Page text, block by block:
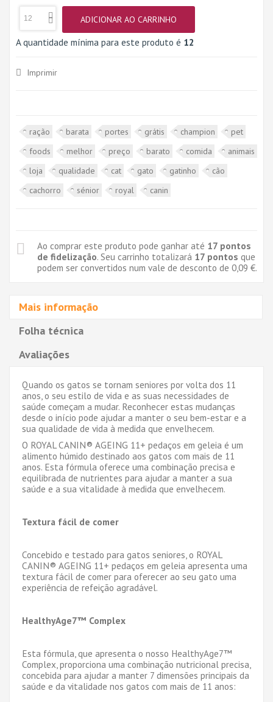
ADICIONAR AO CARRINHO
A quantidade mínima para este produto é 12
Imprimir
ração barata portes grátis champion
pet
foods
melhor preço barato comida
animais
loja
qualidade cat gato gatinho
cão
cachorro
sénior royal canin
Ao comprar este produto pode ganhar até 17 pontos
de fidelização. Seu carrinho totalizará 17 pontos que
podem ser convertidos num vale de desconto de 0,09 €.
Mais informação
Folha técnica
Avaliações
Quando os gatos se tornam seniores por volta dos 11
anos, o seu estilo de vida e as suas necessidades de
saúde começam a mudar. Reconhecer estas mudanças
desde o início pode ajudar a manter o seu bem-estar e a
sua qualidade de vida à medida que envelhecem.
O ROYAL CANIN® AGEING 11+ pedaços em geleia é um
alimento húmido destinado aos gatos com mais de 11
anos. Esta fórmula oferece uma combinação precisa e
equilibrada de nutrientes para ajudar a manter a sua
saúde e a sua vitalidade à medida que envelhecem.
Textura fácil de comer
Concebido e testado para gatos seniores, o ROYAL
CANIN® AGEING 11+ pedaços em geleia apresenta uma
textura fácil de comer para oferecer ao seu gato uma
experiência de refeição agradável.
HealthyAge7™ Complex
Esta fórmula, que apresenta o nosso HealthyAge7™
Complex, proporciona uma combinação nutricional precisa,
concebida para ajudar a manter 7 dimensões principais da
saúde e da vitalidade nos gatos com mais de 11 anos: